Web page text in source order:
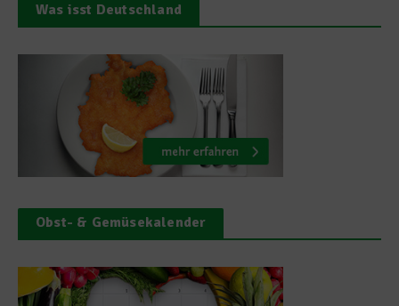
Was isst Deutschland
Obst- & Gemüsekalender